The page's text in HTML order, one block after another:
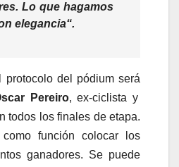
Lo que hagamos
elegancia“.
protocolo del pódium será
Pereiro, ex-ciclista y
todos los finales de etapa.
función colocar los
ganadores. Se puede